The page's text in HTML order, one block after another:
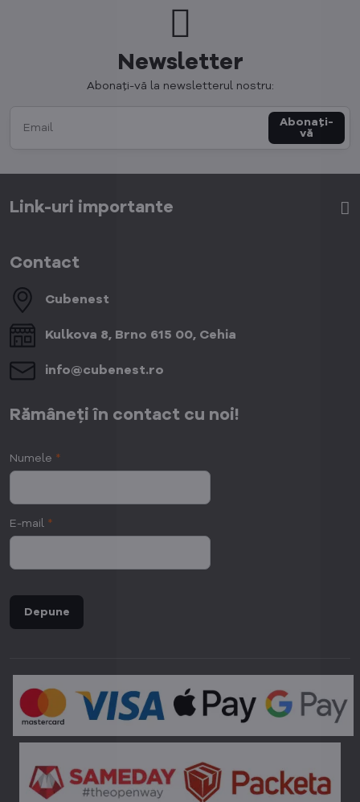
Newsletter
Abonați-vă la newsletterul nostru:
Abonați-
vă
Link-uri importante
Contact
Cubenest
Kulkova 8, Brno 615 00, Cehia
info​@cubenest​.ro
Rămâneți în contact cu noi!
Numele *
E-mail *
Depune